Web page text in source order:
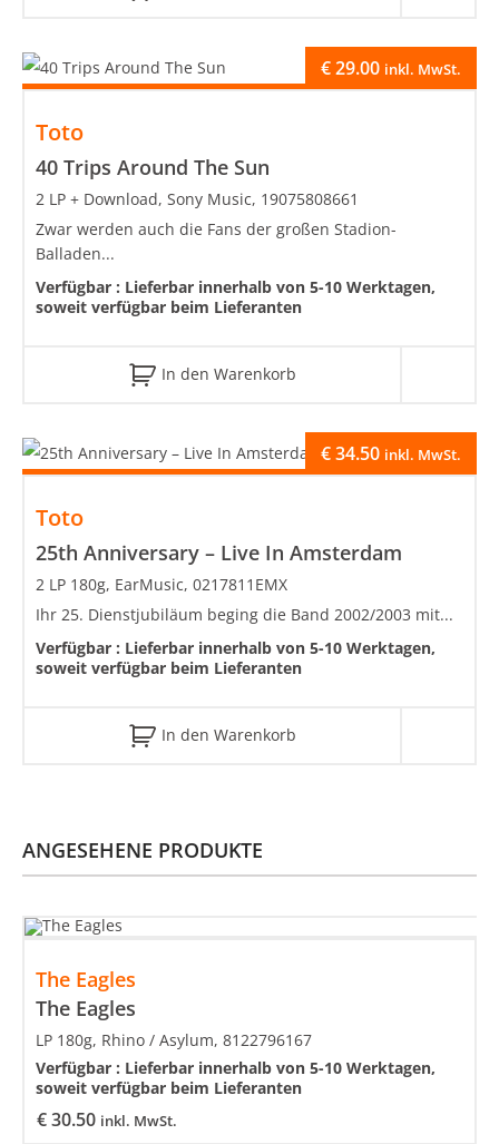
Toto
40 Trips Around The Sun
€29.00 inkl. MwSt.
2 LP + Download, Sony Music, 19075808661
Zwar werden auch die Fans der großen Stadion-
Balladen...
Verfügbar : Lieferbar innerhalb von 5-10 Werktagen,
soweit verfügbar beim Lieferanten
In den Warenkorb
Toto
25th Anniversary – Live In Amsterdam
€34.50 inkl. MwSt.
2 LP 180g, EarMusic, 0217811EMX
Ihr 25. Dienstjubiläum beging die Band 2002/2003 mit...
Verfügbar : Lieferbar innerhalb von 5-10 Werktagen,
soweit verfügbar beim Lieferanten
In den Warenkorb
ANGESEHENE PRODUKTE
The Eagles
The Eagles
€30.50 inkl. MwSt.
LP 180g, Rhino / Asylum, 8122796167
Verfügbar : Lieferbar innerhalb von 5-10 Werktagen,
soweit verfügbar beim Lieferanten